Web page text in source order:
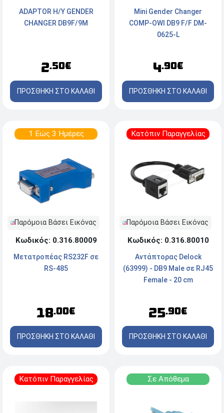
ADAPTOR H/Y GENDER
CHANGER DB9F/9M
2.50€
ΠΡΟΣΘΗΚΗ ΣΤΟ ΚΑΛΑΘΙ
Mini Gender Changer
COMP-OWI DB9 F/F DM-
0625-L
4.90€
ΠΡΟΣΘΗΚΗ ΣΤΟ ΚΑΛΑΘΙ
1 Εώς 3 Ημέρες
Παρόμοια Βάσει Εικόνας
Κωδικός: 0.316.80009
Μετατροπέας RS232F σε
RS-485
18.00€
ΠΡΟΣΘΗΚΗ ΣΤΟ ΚΑΛΑΘΙ
Κατόπιν Παραγγελίας
Παρόμοια Βάσει Εικόνας
Κωδικός: 0.316.80010
Αντάπτορας Delock
(63999) - DB9 Male σε RJ45
Female - 20 cm
25.90€
ΠΡΟΣΘΗΚΗ ΣΤΟ ΚΑΛΑΘΙ
Κατόπιν Παραγγελίας Σε Απόθεμα